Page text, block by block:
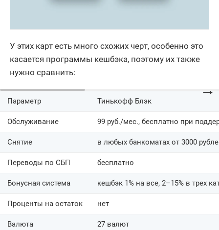
У этих карт есть много схожих черт, особенно это
касается программы кешбэка, поэтому их также
нужно сравнить:
→
Параметр Тинькофф Блэк
Обслуживание 99 руб./мес., бесплатно при
Снятие в любых банкоматах от 3000
Переводы по СБП бесплатно
Бонусная система кешбэк 1% на все, 2–15% в трех
Проценты на остаток нет
Валюта 27 валют